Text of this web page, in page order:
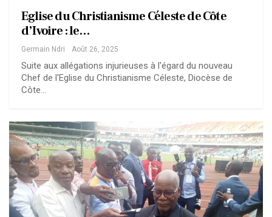
Eglise du Christianisme Céleste de Côte
d’Ivoire : le…
Germain Ndri Août 26, 2025
Suite aux allégations injurieuses à l'égard du nouveau
Chef de l'Eglise du Christianisme Céleste, Diocèse de
Côte…